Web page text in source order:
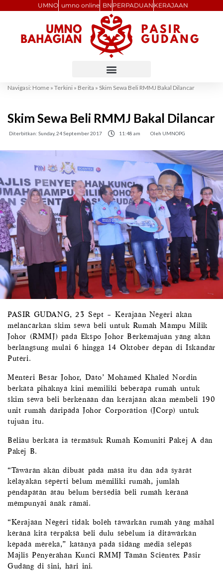
content
UMNO umno online BN PERPADUAN KERAJAAN
Navigasi: Home » Terkini » Berita » Skim Sewa Beli RMMJ Bakal Dilancar
Skim Sewa Beli RMMJ Bakal Dilancar
Diterbitkan: Sunday, 24 September 2017 11:48 am Oleh UMNOPG
PASIR GUDANG, 23 Sept – Kerajaan Negeri akan
melancarkan skim sewa beli untuk Rumah Mampu Milik
Johor (RMMJ) pada Ekspo Johor Berkemajuan yang akan
berlangsung mulai 6 hingga 14 Oktober depan di Iskandar
Puteri.
Menteri Besar Johor, Dato’ Mohamed Khaled Nordin
berkata pihaknya kini memiliki beberapa rumah untuk
skim sewa beli berkenaan dan kerajaan akan membeli 190
unit rumah daripada Johor Corporation (JCorp) untuk
tujuan itu.
Beliau berkata ia termasuk Rumah Komuniti Pakej A dan
Pakej B.
“Tawaran akan dibuat pada masa itu dan ada syarat
kelayakan seperti belum memiliki rumah, jumlah
pendapatan atau belum bersedia beli rumah kerana
mempunyai anak ramai.
“Kerajaan Negeri tidak boleh tawarkan rumah yang mahal
kerana kita terpaksa beli dulu sebelum ia ditawarkan
kepada mereka,” katanya pada sidang media selepas
Majlis Penyerahan Kunci RMMJ Taman Scientex Pasir
Gudang di sini, hari ini.